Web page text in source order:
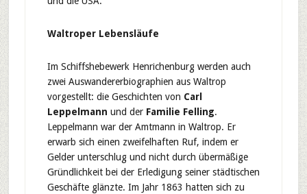
Waltroper Lebensläufe
Im Schiffshebewerk Henrichenburg werden auch
zwei Auswandererbiographien aus Waltrop
vorgestellt: die Geschichten von Carl
Leppelmann und der Familie Felling.
Leppelmann war der Amtmann in Waltrop. Er
erwarb sich einen zweifelhaften Ruf, indem er
Gelder unterschlug und nicht durch übermäßige
Gründlichkeit bei der Erledigung seiner städtischen
Geschäfte glänzte. Im Jahr 1863 hatten sich zu